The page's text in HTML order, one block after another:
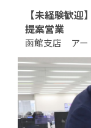
【未経験歓
提案営業
函館支店 アー